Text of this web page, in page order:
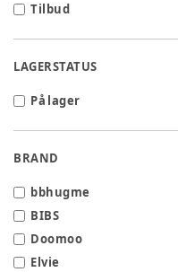
Tilbud
LAGERSTATUS
På lager
BRAND
bbhugme
BIBS
Doomoo
Elvie